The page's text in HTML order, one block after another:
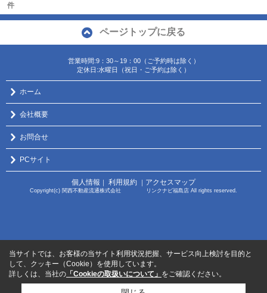
件
ページトップに戻る
営業時間:9：30～19：00（ご予約時は除く）
定休日:水曜日（祝日・ご予約は除く）
ホーム
会社概要
お問合せ
PCサイト
個人情報 ｜ 利用規約 ｜ アクセスマップ
Copyright(c) 関西不動産流通株式会社 リンクナビ福島店 All rights reserved.
当サイトでは、お客様の当サイト利用状況把握、サービス向上検討を目的と
して、クッキー（Cookie）を使用しています。
詳しくは、当社の 「Cookieの取扱いについて」 をご確認ください。